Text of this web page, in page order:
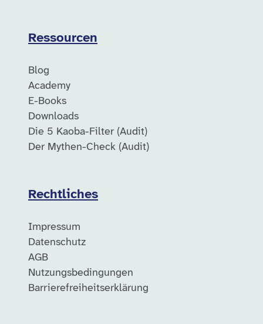
Ressourcen
Blog
Academy
E-Books
Downloads
Die 5 Kaoba-Filter (Audit)
Der Mythen-Check (Audit)
Rechtliches
Impressum
Datenschutz
AGB
Nutzungsbedingungen
Barrierefreiheitserklärung